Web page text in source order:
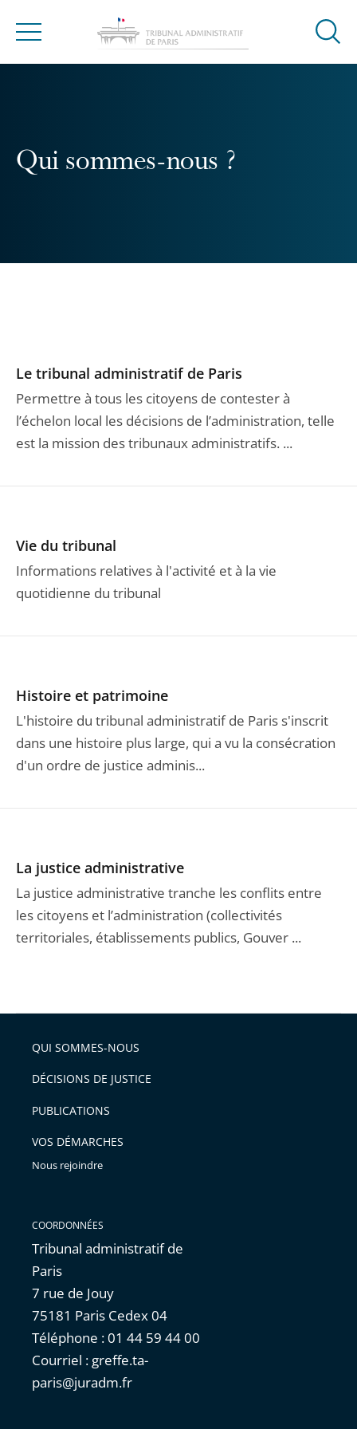
Menu
Ouvrir
Qui sommes-nous ?
Le tribunal administratif de Paris
Permettre à tous les citoyens de contester à
l’échelon local les décisions de l’administration, telle
est la mission des tribunaux administratifs. ...
Vie du tribunal
Informations relatives à l'activité et à la vie
quotidienne du tribunal
Histoire et patrimoine
L'histoire du tribunal administratif de Paris s'inscrit
dans une histoire plus large, qui a vu la consécration
d'un ordre de justice adminis...
La justice administrative
La justice administrative tranche les conflits entre
les citoyens et l’administration (collectivités
territoriales, établissements publics, Gouver ...
QUI SOMMES-NOUS
DÉCISIONS DE JUSTICE
PUBLICATIONS
VOS DÉMARCHES
Nous rejoindre
COORDONNÉES
Tribunal administratif de
Paris
7 rue de Jouy
75181 Paris Cedex 04
Téléphone : 01 44 59 44 00
Courriel : greffe.ta-
paris@juradm.fr